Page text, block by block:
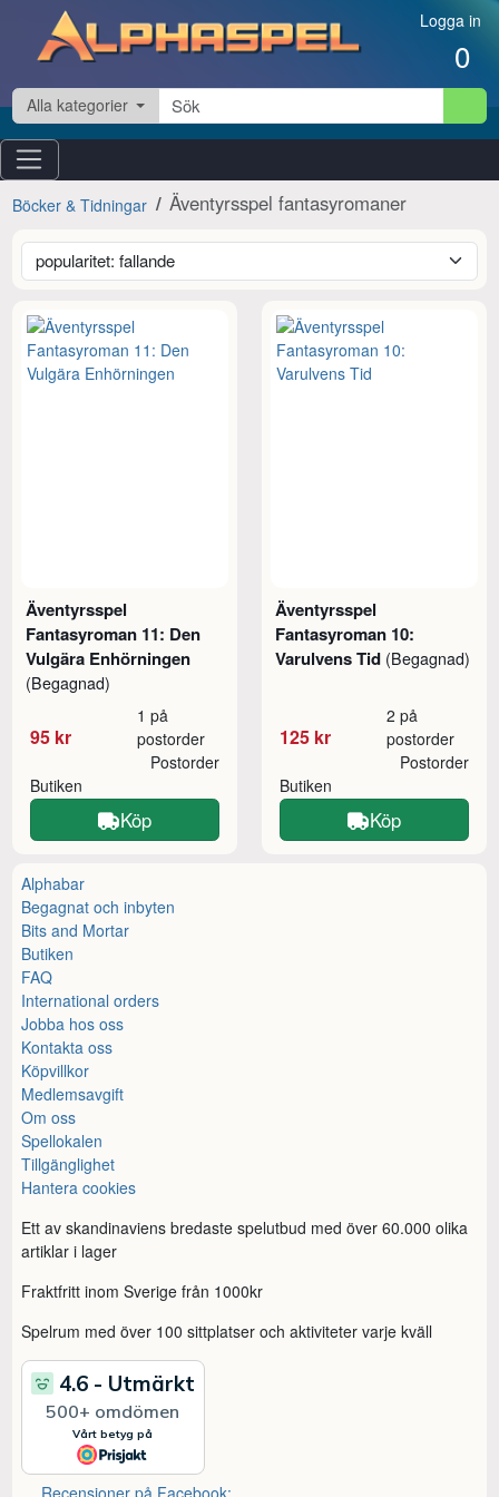
Hoppa till innehåll Logga in
0
Alla kategorier
Böcker & Tidningar Äventyrsspel fantasyromaner
Äventyrsspel
Fantasyroman 11: Den
Vulgära Enhörningen
(Begagnad)
95 kr
1 på
postorder
Butiken
Postorder
Köp
Äventyrsspel
Fantasyroman 10:
Varulvens Tid (Begagnad)
125 kr
2 på
postorder
Butiken
Postorder
Köp
Alphabar
Begagnat och inbyten
Bits and Mortar
Butiken
FAQ
International orders
Jobba hos oss
Kontakta oss
Köpvillkor
Medlemsavgift
Om oss
Spellokalen
Tillgänglighet
Hantera cookies
Ett av skandinaviens bredaste spelutbud med över 60.000 olika
artiklar i lager
Fraktfritt inom Sverige från 1000kr
Spelrum med över 100 sittplatser och aktiviteter varje kväll
Recensioner på Facebook: